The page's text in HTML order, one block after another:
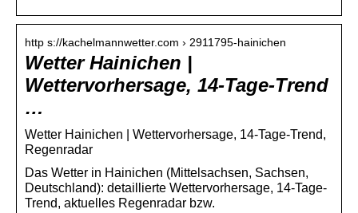
http s://kachelmannwetter.com › 2911795-hainichen
Wetter Hainichen |
Wettervorhersage, 14-Tage-Trend
…
Wetter Hainichen | Wettervorhersage, 14-Tage-Trend,
Regenradar
Das Wetter in Hainichen (Mittelsachsen, Sachsen,
Deutschland): detaillierte Wettervorhersage, 14-Tage-
Trend, aktuelles Regenradar bzw.